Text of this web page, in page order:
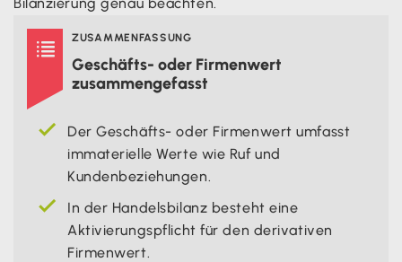
 ZUSAMMENFASSUNG
Geschäfts- oder Firmenwert
zusammengefasst
Der Geschäfts- oder Firmenwert umfasst
immaterielle Werte wie Ruf und
Kundenbeziehungen.
In der Handelsbilanz besteht eine
Aktivierungspflicht für den derivativen
Firmenwert.